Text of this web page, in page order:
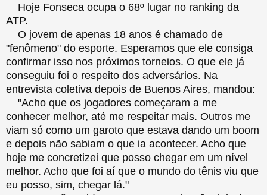
Hoje Fonseca ocupa o 68º lugar no ranking da
ATP.
O jovem de apenas 18 anos é chamado de
"fenômeno" do esporte. Esperamos que ele consiga
confirmar isso nos próximos torneios. O que ele já
conseguiu foi o respeito dos adversários. Na
entrevista coletiva depois de Buenos Aires, mandou:
"Acho que os jogadores começaram a me
conhecer melhor, até me respeitar mais. Outros me
viam só como um garoto que estava dando um boom
e depois não sabiam o que ia acontecer. Acho que
hoje me concretizei que posso chegar em um nível
melhor. Acho que foi aí que o mundo do tênis viu que
eu posso, sim, chegar lá."